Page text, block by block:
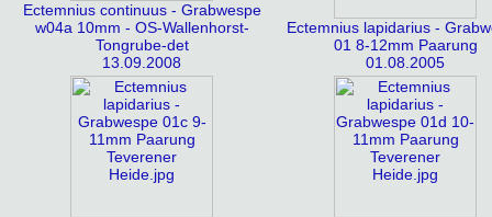
Ectemnius continuus - Grabwespe
w04a 10mm - OS-Wallenhorst-
Tongrube-det
13.09.2008
Ectemnius lapidarius -
01 8-12mm Paarung
01.08.2005